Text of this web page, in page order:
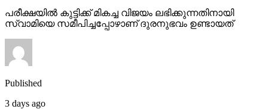
പരീക്ഷയിൽ കുട്ടിക്ക് മികച്ച വിജയം ലഭിക്കുന്നതിനായി
സ്വാമിയെ സമീപിച്ചപ്പോഴാണ് ദുരനുഭവം ഉണ്ടായത്
Published
3 days ago